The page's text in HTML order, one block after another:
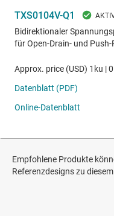
Empfohlene Produkte
Referenzdesigns zu